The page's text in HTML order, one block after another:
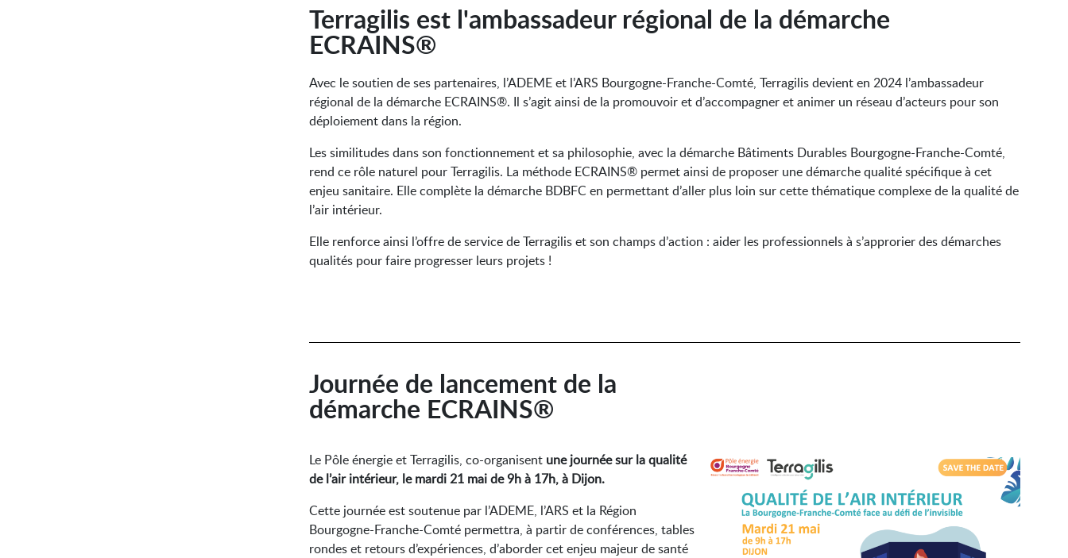
Terragilis est l'ambassadeur régional de la démarche
ECRAINS®
Avec le soutien de ses partenaires, l’ADEME et l’ARS Bourgogne-Franche-Comté, Terragilis devient en 2024 l’ambassadeur
régional de la démarche ECRAINS®. Il s’agit ainsi de la promouvoir et d’accompagner et animer un réseau d’acteurs pour son
déploiement dans la région.
Les similitudes dans son fonctionnement et sa philosophie, avec la démarche Bâtiments Durables Bourgogne-Franche-Comté,
rend ce rôle naturel pour Terragilis. La méthode ECRAINS® permet ainsi de proposer une démarche qualité spécifique à cet
enjeu sanitaire. Elle complète la démarche BDBFC en permettant d’aller plus loin sur cette thématique complexe de la qualité de
l’air intérieur.
Elle renforce ainsi l’offre de service de Terragilis et son champs d’action : aider les professionnels à s’approrier des démarches
qualités pour faire progresser leurs projets !
Journée de lancement de la
démarche ECRAINS®
Le Pôle énergie et Terragilis, co-organisent une journée sur la qualité
de l’air intérieur, le mardi 21 mai de 9h à 17h, à Dijon.
Cette journée est soutenue par l’ADEME, l’ARS et la Région
Bourgogne-Franche-Comté permettra, à partir de conférences, tables
rondes et retours d’expériences, d’aborder cet enjeu majeur de santé